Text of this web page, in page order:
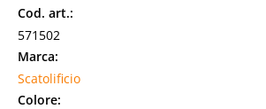
Cod. art.:
571502
Marca:
Scatolificio
Colore: